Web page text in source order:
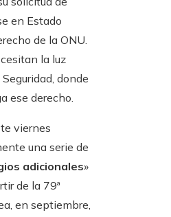
en Estado
de la ONU.
la luz
donde
ese derecho.
viernes
una serie de
adicionales»
de la 79ª
en septiembre,